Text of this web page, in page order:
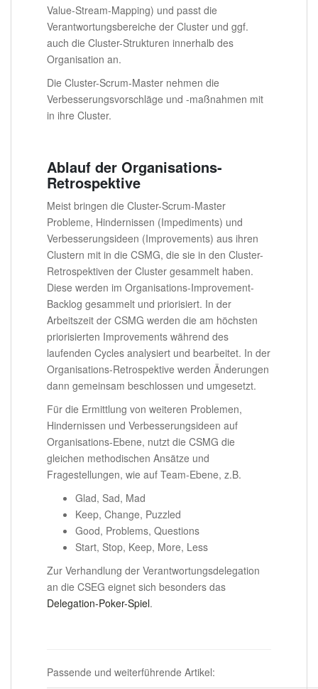
Value-Stream-Mapping) und passt die
Verantwortungsbereiche der Cluster und ggf.
auch die Cluster-Strukturen innerhalb des
Organisation an.
Die Cluster-Scrum-Master nehmen die
Verbesserungsvorschläge und -maßnahmen mit
in ihre Cluster.
Ablauf der Organisations-
Retrospektive
Meist bringen die Cluster-Scrum-Master
Probleme, Hindernissen (Impediments) und
Verbesserungsideen (Improvements) aus ihren
Clustern mit in die CSMG, die sie in den Cluster-
Retrospektiven der Cluster gesammelt haben.
Diese werden im Organisations-Improvement-
Backlog gesammelt und priorisiert. In der
Arbeitszeit der CSMG werden die am höchsten
priorisierten Improvements während des
laufenden Cycles analysiert und bearbeitet. In der
Organisations-Retrospektive werden Änderungen
dann gemeinsam beschlossen und umgesetzt.
Für die Ermittlung von weiteren Problemen,
Hindernissen und Verbesserungsideen auf
Organisations-Ebene, nutzt die CSMG die
gleichen methodischen Ansätze und
Fragestellungen, wie auf Team-Ebene, z.B.
Glad, Sad, Mad
Keep, Change, Puzzled
Good, Problems, Questions
Start, Stop, Keep, More, Less
Zur Verhandlung der Verantwortungsdelegation
an die CSEG eignet sich besonders das
Delegation-Poker-Spiel.
Passende und weiterführende Artikel: